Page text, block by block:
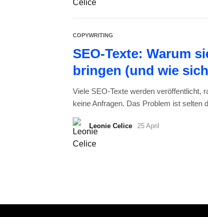
COPYWRITING
SEO-Texte: Warum
bringen (und wie
Viele SEO-Texte werden veröffentlicht,
keine Anfragen. Das Problem ist selten
Leonie Celice 25 April